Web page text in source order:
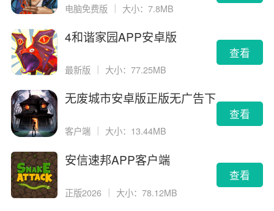
电脑免费版 ｜ 大小：7.8MB
4和谐家园APP安卓版
最新版 大小：77.25MB
查看
无废城市安卓版正版无广告下
客户端 大小：13.44MB
查看
安信速邦APP客户端
正版2026 ｜ 大小：78.12MB
查看